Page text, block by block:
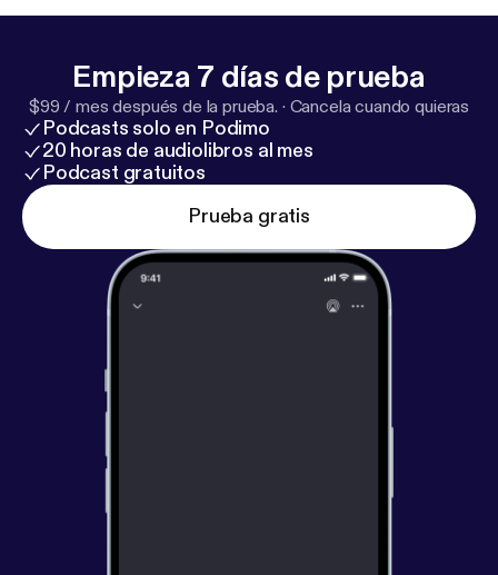
Empieza 7 días de prueba
$99 / mes después de la prueba. · Cancela cuando quieras
Podcasts solo en Podimo
20 horas de audiolibros al mes
Podcast gratuitos
Prueba gratis